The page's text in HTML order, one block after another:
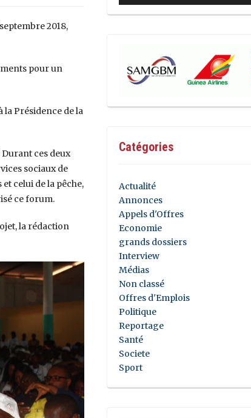
2018,
pour un
la Présidence de la
Durant ces deux
sociaux de
celui de la pêche,
ce forum.
la rédaction
Catégories
Actualité
Annonces
Appels d'Offres
Economie
grands dossiers
Interview
Médias
Non classé
Offres d'Emplois
Politique
Reportage
Santé
Societe
Sport